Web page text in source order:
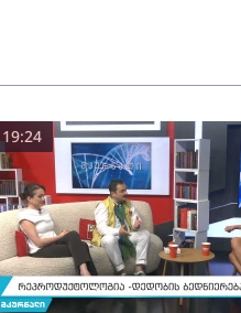
19:24